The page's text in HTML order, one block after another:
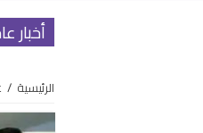
أخبار
الرئيسية /